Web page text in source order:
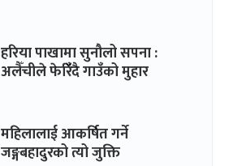
हरिया पाखामा सुनौलो सपना :
अलैँचीले फेरिंँदै गाउँको मुहार
महिलालाई आकर्षित गर्ने
जङ्गबहादुरको त्यो जुक्ति